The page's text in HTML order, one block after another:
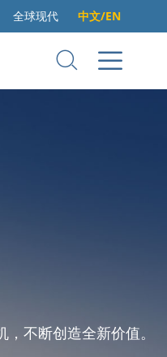
全球现代 中文/EN
不断创造全新价值。